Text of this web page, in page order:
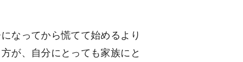
なってから慌てて始めるより
が、自分にとっても家族にと